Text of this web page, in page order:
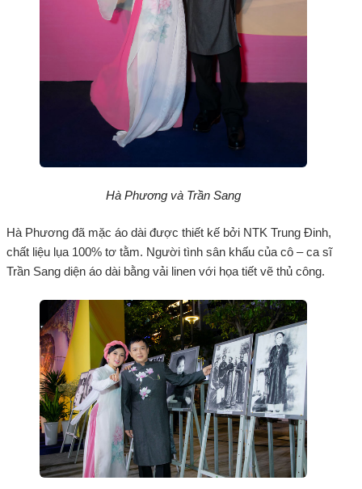
Hà Phương và Trần Sang
Hà Phương đã mặc áo dài được thiết kế bởi NTK Trung Đinh,
chất liệu lụa 100% tơ tằm. Người tình sân khấu của cô – ca sĩ
Trần Sang diện áo dài bằng vải linen với họa tiết vẽ thủ công.